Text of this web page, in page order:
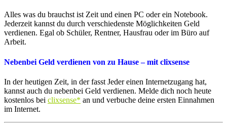
Alles was du brauchst ist Zeit und einen PC oder ein Notebook.
Jederzeit kannst du durch verschiedenste Möglichkeiten Geld
verdienen. Egal ob Schüler, Rentner, Hausfrau oder im Büro auf
Arbeit.
Nebenbei Geld verdienen von zu Hause – mit clixsense
In der heutigen Zeit, in der fasst Jeder einen Internetzugang hat,
kannst auch du nebenbei Geld verdienen. Melde dich noch heute
kostenlos bei clixsense* an und verbuche deine ersten Einnahmen
im Internet.